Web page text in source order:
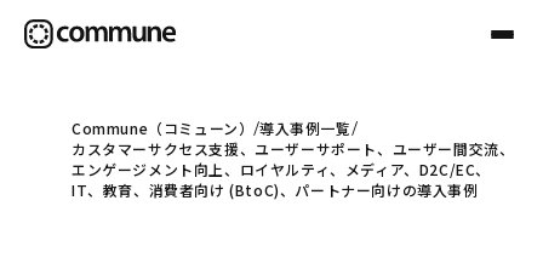
Communeについて
Commune（コミューン）
導入事例一覧
カスタマーサクセス支援、ユーザーサポート、ユーザー間交流、
エンゲージメント向上、ロイヤルティ、メディア、D2C/EC、
IT、教育、消費者向け (BtoC)、パートナー向けの導入事例